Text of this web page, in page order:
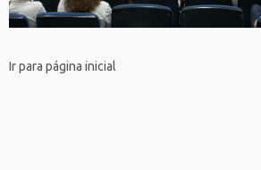
Ir para página inicial